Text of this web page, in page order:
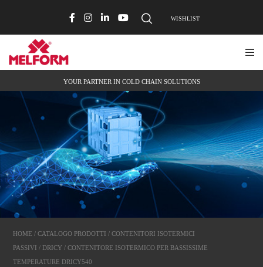
WISHLIST
YOUR PARTNER IN COLD CHAIN SOLUTIONS
HOME /CATALOGO PRODOTTI /CONTENITORI ISOTERMICI
PASSIVI / DRICY / CONTENITORE ISOTERMICO PER BASSISSIME
TEMPERATURE DRICY540